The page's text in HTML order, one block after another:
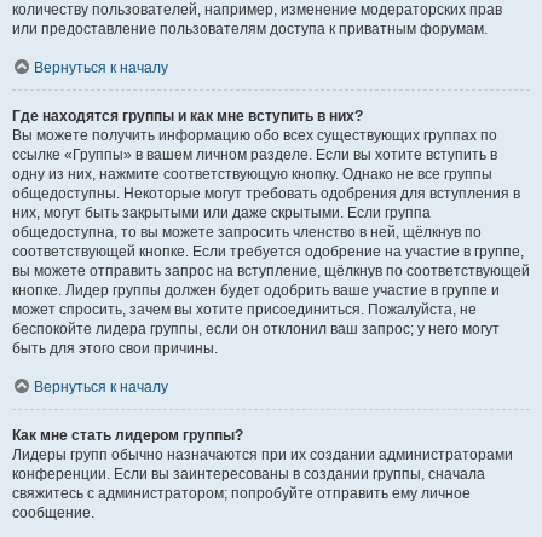
количеству пользователей, например, изменение модераторских прав
или предоставление пользователям доступа к приватным форумам.
Вернуться к началу
Где находятся группы и как мне вступить в них?
Вы можете получить информацию обо всех существующих группах по
ссылке «Группы» в вашем личном разделе. Если вы хотите вступить в
одну из них, нажмите соответствующую кнопку. Однако не все группы
общедоступны. Некоторые могут требовать одобрения для вступления в
них, могут быть закрытыми или даже скрытыми. Если группа
общедоступна, то вы можете запросить членство в ней, щёлкнув по
соответствующей кнопке. Если требуется одобрение на участие в группе,
вы можете отправить запрос на вступление, щёлкнув по соответствующей
кнопке. Лидер группы должен будет одобрить ваше участие в группе и
может спросить, зачем вы хотите присоединиться. Пожалуйста, не
беспокойте лидера группы, если он отклонил ваш запрос; у него могут
быть для этого свои причины.
Вернуться к началу
Как мне стать лидером группы?
Лидеры групп обычно назначаются при их создании администраторами
конференции. Если вы заинтересованы в создании группы, сначала
свяжитесь с администратором; попробуйте отправить ему личное
сообщение.